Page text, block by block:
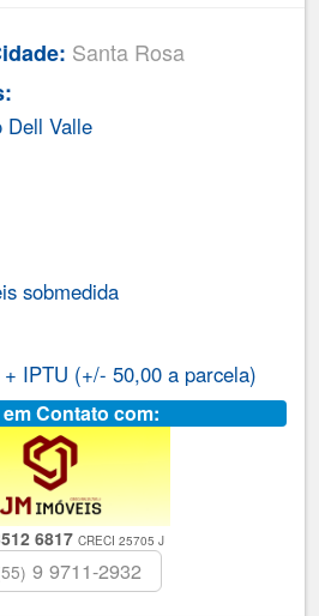
Santa Rosa
Dell Valle
sobmedida
IPTU (+/- 50,00 a parcela)
Contato com:
6817 CRECI 25705 J
9 9711-2932